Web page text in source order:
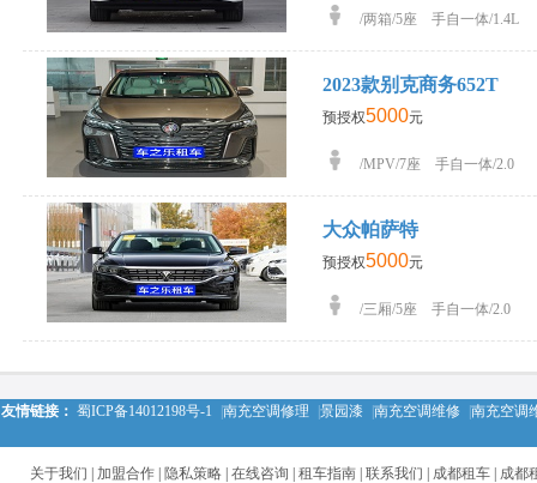
/两箱/5座 手自一体/1.4L
2023款别克商务652T
预授权5000元
/MPV/7座 手自一体/2.0
大众帕萨特
预授权5000元
/三厢/5座 手自一体/2.0
友情链接： 蜀ICP备14012198号-1 南充空调修理 景园漆 南充空调维修 南充空调
关于我们 加盟合作 隐私策略 在线咨询 租车指南 联系我们 成都租车
成都